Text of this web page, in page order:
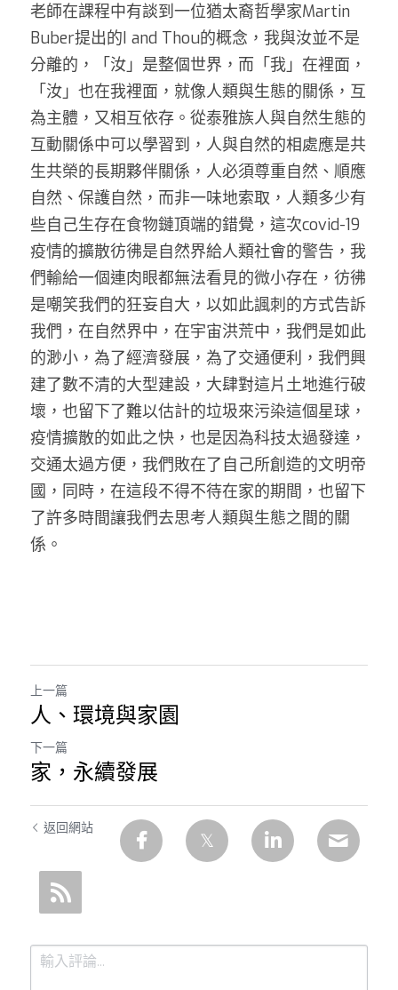
老師在課程中有談到一位猶太裔哲學家Martin
Buber提出的I and Thou的概念，我與汝並不是
分離的，「汝」是整個世界，而「我」在裡面，
「汝」也在我裡面，就像人類與生態的關係，互
為主體，又相互依存。從泰雅族人與自然生態的
互動關係中可以學習到，人與自然的相處應是共
生共榮的長期夥伴關係，人必須尊重自然、順應
自然、保護自然，而非一味地索取，人類多少有
些自己生存在食物鏈頂端的錯覺，這次covid-19
疫情的擴散彷彿是自然界給人類社會的警告，我
們輸給一個連肉眼都無法看見的微小存在，彷彿
是嘲笑我們的狂妄自大，以如此諷刺的方式告訴
我們，在自然界中，在宇宙洪荒中，我們是如此
的渺小，為了經濟發展，為了交通便利，我們興
建了數不清的大型建設，大肆對這片土地進行破
壞，也留下了難以估計的垃圾來污染這個星球，
疫情擴散的如此之快，也是因為科技太過發達，
交通太過方便，我們敗在了自己所創造的文明帝
國，同時，在這段不得不待在家的期間，也留下
了許多時間讓我們去思考人類與生態之間的關
係。
上一篇
人、環境與家園
下一篇
家，永續發展
返回網站